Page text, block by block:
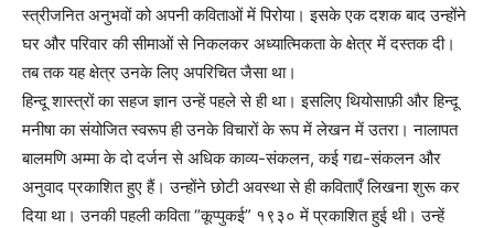
स्त्रीजनित अनुभवों को अपनी कविताओं में पिरोया। इसके एक दशक बाद उन्होंने
घर और परिवार की सीमाओं से निकलकर अध्यात्मिकता के क्षेत्र में दस्तक दी।
तब तक यह क्षेत्र उनके लिए अपरिचित जैसा था।
हिन्दू शास्त्रों का सहज ज्ञान उन्हें पहले से ही था। इसलिए थियोसाफ़ी और हिन्दू
मनीषा का संयोजित स्वरूप ही उनके विचारों के रूप में लेखन में उतरा। नालापत
बालमणि अम्मा के दो दर्जन से अधिक काव्य-संकलन, कई गद्य-संकलन और
अनुवाद प्रकाशित हुए हैं। उन्होंने छोटी अवस्था से ही कविताएँ लिखना शुरू कर
दिया था। उनकी पहली कविता “कूप्पुकई” १९३० में प्रकाशित हुई थी। उन्हें